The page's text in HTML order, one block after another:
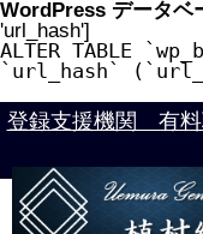
WordPress データベ
'url_hash']
ALTER TABLE
`url_hash`
登録支援機関 有